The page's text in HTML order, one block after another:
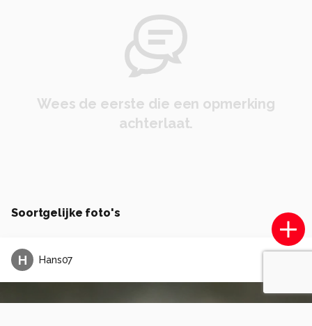
Wees de eerste die een opmerking
achterlaat.
Soortgelijke foto's
H Hans07